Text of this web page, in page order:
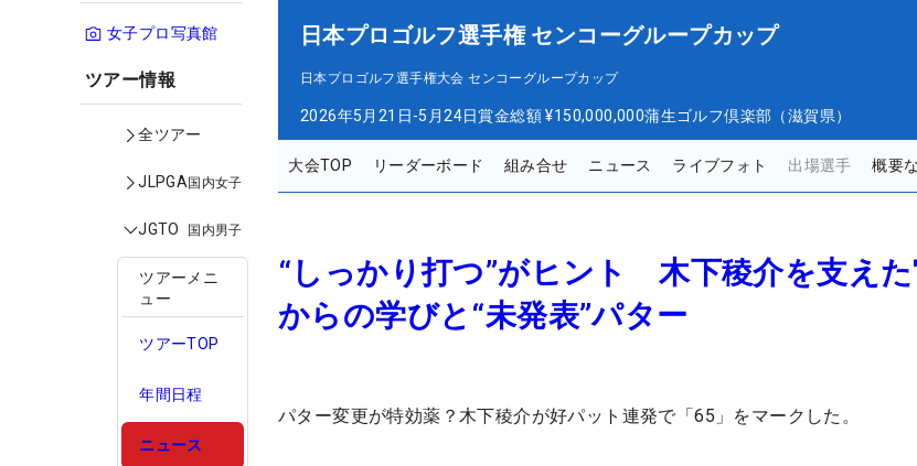
女子プロ写真館
ツアー情報
全ツアー
JLPGA国内女子
JGTO 国内男子
ツアーメニ
ュー
ツアーTOP
年間日程
ニュース
日本プロゴルフ選手権 センコーグループカップ
日本プロゴルフ選手権大会 センコーグループカップ
2026年5月21日-5月24日賞金総額 ¥150,000,000蒲生ゴルフ倶楽部（滋賀県）
大会TOP リーダーボード 組み合せ ニュース ライブフォト 出場選手 概要
“しっかり打つ”がヒント 木下稜介を支えた
からの学びと“未発表”パター
パター変更が特効薬？木下稜介が好パット連発で「65」をマークした。